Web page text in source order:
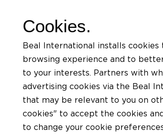
Contactar
Politica de confidencialidad
Condiciones de Uso del sitio
Carta de cookies
Cookies.
Beal International installs
browsing experience and to
to your interests. Partners with
advertising cookies via the Beal
that may be relevant to you on
cookies" to accept the cookies
to change your cookie